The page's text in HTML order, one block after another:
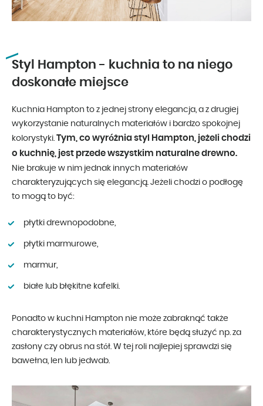
Styl Hampton - kuchnia to na niego
doskonałe miejsce
Kuchnia Hampton to z jednej strony elegancja, a z drugiej
wykorzystanie naturalnych materiałów i bardzo spokojnej
kolorystyki. Tym, co wyróżnia styl Hampton, jeżeli chodzi
o kuchnię, jest przede wszystkim naturalne drewno.
Nie brakuje w nim jednak innych materiałów
charakteryzujących się elegancją. Jeżeli chodzi o podłogę
to mogą to być:
płytki drewnopodobne,
płytki marmurowe,
marmur,
białe lub błękitne kafelki.
Ponadto w kuchni Hampton nie może zabraknąć także
charakterystycznych materiałów, które będą służyć np. za
zasłony czy obrus na stół. W tej roli najlepiej sprawdzi się
bawełna, len lub jedwab.